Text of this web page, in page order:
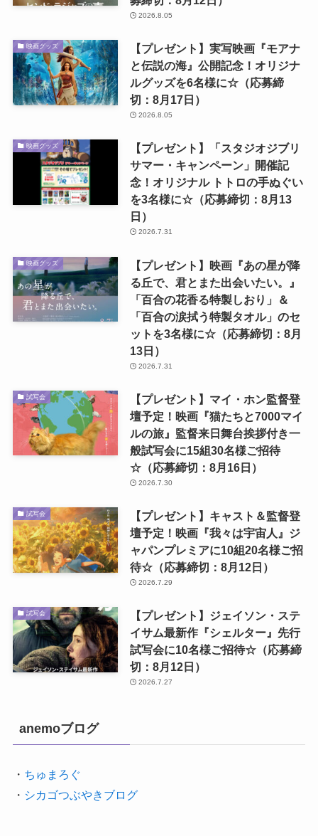
2026.8.05
映画グッズ
【プレゼント】実写映画『モアナ
と伝説の海』公開記念！オリジナ
ルグッズを6名様に☆（応募締
切：8月17日）
2026.8.05
映画グッズ
【プレゼント】「スタジオジブリ
サマー・キャンペーン」開催記
念！オリジナル トトロの手ぬぐい
を3名様に☆（応募締切：8月13
日）
2026.7.31
映画グッズ
【プレゼント】映画『あの星が降
る丘で、君とまた出会いたい。』
「百合の花香る特製しおり」＆
「百合の涙拭う特製タオル」のセ
ットを3名様に☆（応募締切：8月
13日）
2026.7.31
試写会
【プレゼント】マイ・ホン監督登
壇予定！映画『猫たちと7000マイ
ルの旅』監督来日舞台挨拶付き一
般試写会に15組30名様ご招待
☆（応募締切：8月16日）
2026.7.30
試写会
【プレゼント】キャスト＆監督登
壇予定！映画『我々は宇宙人』ジ
ャパンプレミアに10組20名様ご招
待☆（応募締切：8月12日）
2026.7.29
試写会
【プレゼント】ジェイソン・ステ
イサム最新作『シェルター』先行
試写会に10名様ご招待☆（応募締
切：8月12日）
2026.7.27
anemoブログ
・ ちゅまろぐ
・ シカゴつぶやきブログ